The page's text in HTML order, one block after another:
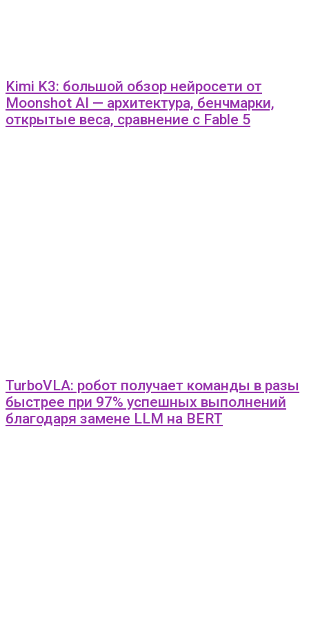
Kimi K3: большой обзор нейросети от
Moonshot AI — архитектура, бенчмарки,
открытые веса, сравнение с Fable 5
TurboVLA: робот получает команды в разы
быстрее при 97% успешных выполнений
благодаря замене LLM на BERT